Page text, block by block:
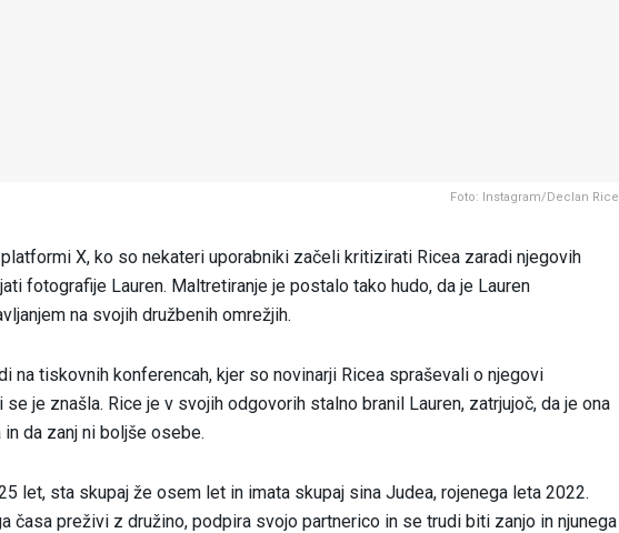
Foto: Instagram/Declan Rice
X, ko so nekateri uporabniki začeli kritizirati Ricea zaradi njegovih
fotografije Lauren. Maltretiranje je postalo tako hudo, da je Lauren
na svojih družbenih omrežjih.
na tiskovnih konferencah, kjer so novinarji Ricea spraševali o njegovi
je znašla. Rice je v svojih odgovorih stalno branil Lauren, zatrjujoč, da je ona
da zanj ni boljše osebe.
let, sta skupaj že osem let in imata skupaj sina Judea, rojenega leta 2022.
časa preživi z družino, podpira svojo partnerico in se trudi biti zanjo in njunega